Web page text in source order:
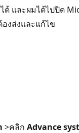
และผมได้ไปปิด
งส่งและแก้ไข
>คลิก Advance